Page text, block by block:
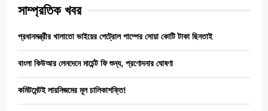
সাম্প্রতিক খবর
প্রধানমন্ত্রীর খালাতো ভাইয়ের পেট্রোল পাম্পের সোয়া কোটি টাকা ছিনতাই
বাংলা কিউআর লেনদেনে মার্চেন্ট ফি শুন্য, প্রণোদনার ঘোষণা
কমিটমেন্টই লায়নিজমের মূল চালিকাশক্তি!